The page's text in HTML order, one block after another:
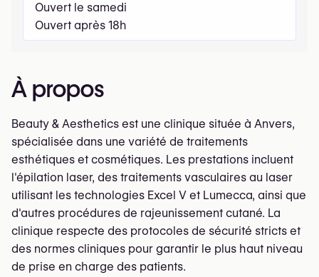
Ouvert le samedi
Ouvert après 18h
À propos
Beauty & Aesthetics est une clinique située à Anvers,
spécialisée dans une variété de traitements
esthétiques et cosmétiques. Les prestations incluent
l'épilation laser, des traitements vasculaires au laser
utilisant les technologies Excel V et Lumecca, ainsi que
d'autres procédures de rajeunissement cutané. La
clinique respecte des protocoles de sécurité stricts et
des normes cliniques pour garantir le plus haut niveau
de prise en charge des patients.